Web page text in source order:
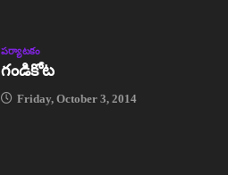
పర్యాటకం
గండికోట
Friday, October 3, 2014